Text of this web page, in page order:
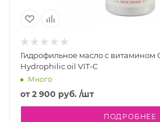
Гидрофильное масло с витамином
Hydrophilic oil VIT-C
Много
от2 900 руб. /шт
ПОДРОБНЕЕ